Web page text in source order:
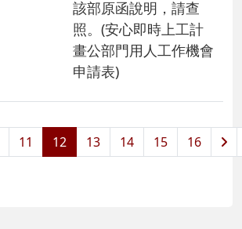
該部原函說明，請查
照。(安心即時上工計
畫公部門用人工作機會
申請表)
11 12 13 14 15 16